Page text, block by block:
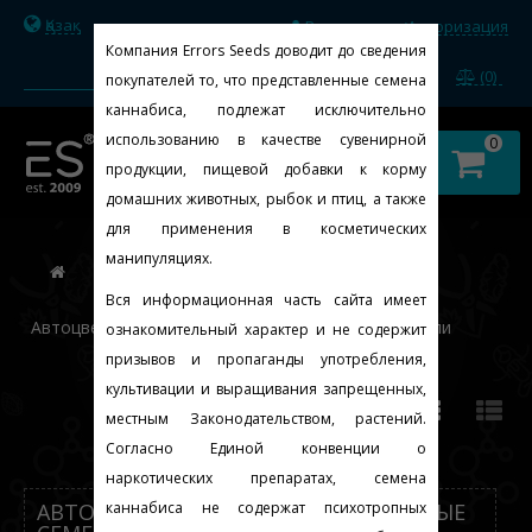
Қазақ
(0)
Регистрация/Авторизация
0
Компания Errors Seeds доводит до сведения
покупателей то, что представленные семена
каннабиса, подлежат исключительно
использованию в качестве сувенирной
продукции, пищевой добавки к корму
домашних животных, рыбок и птиц, а также
для применения в косметических
манипуляциях.
Вся информационная часть сайта имеет
ознакомительный характер и не содержит
призывов и пропаганды употребления,
культивации и выращивания запрещенных,
местным Законодательством, растений.
Согласно Единой конвенции о
наркотических препаратах, семена
каннабиса не содержат психотропных
Автоцветущие феминизированные семена конопли
По умолчанию
АВТОЦВЕТУЩИЕ ФЕМИНИЗИРОВАННЫЕ